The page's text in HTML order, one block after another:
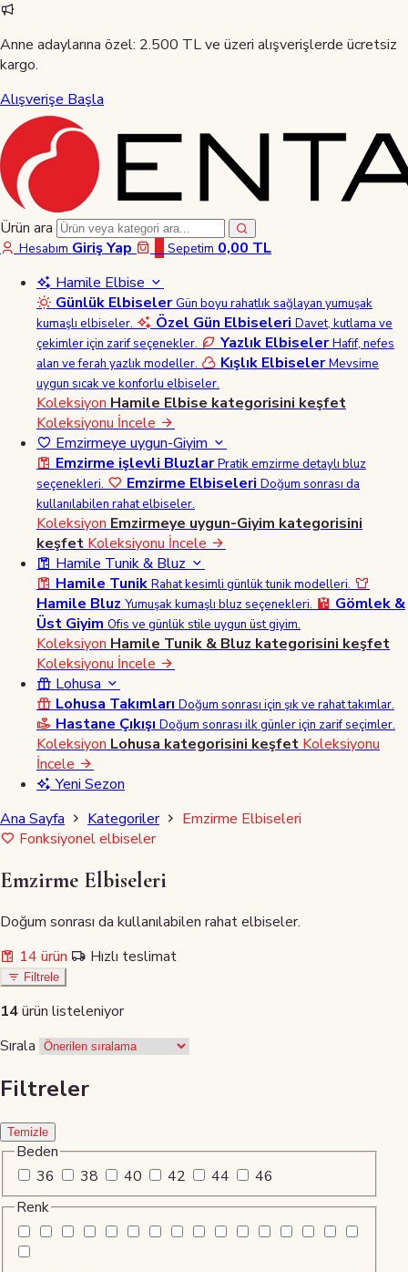
Anne adaylarına özel: 2.500 TL ve üzeri alışverişlerde ücretsiz
kargo.
Alışverişe Başla
Ürün ara
Hesabım Giriş Yap Sepetim 0,00 TL
Hamile Elbise
Günlük Elbiseler Gün boyu rahatlık sağlayan yumuşak
kumaşlı elbiseler.
Özel Gün Elbiseleri Davet, kutlama ve
çekimler için zarif seçenekler.
Yazlık Elbiseler Hafif, nefes
alan ve ferah yazlık modeller.
Kışlık Elbiseler Mevsime
uygun sıcak ve konforlu elbiseler.
Koleksiyon Hamile Elbise kategorisini keşfet
Koleksiyonu İncele
Emzirmeye uygun-Giyim
Emzirme işlevli Bluzlar Pratik emzirme detaylı bluz
seçenekleri.
Emzirme Elbiseleri Doğum sonrası da
kullanılabilen rahat elbiseler.
Koleksiyon Emzirmeye uygun-Giyim kategorisini
keşfet Koleksiyonu İncele
Hamile Tunik & Bluz
Hamile Tunik Rahat kesimli günlük tunik modelleri.
Hamile Bluz Yumuşak kumaşlı bluz seçenekleri.
Gömlek &
Üst Giyim Ofis ve günlük stile uygun üst giyim.
Koleksiyon Hamile Tunik & Bluz kategorisini keşfet
Koleksiyonu İncele
Lohusa
Lohusa Takımları Doğum sonrası için şık ve rahat takımlar.
Hastane Çıkışı Doğum sonrası ilk günler için zarif seçimler.
Koleksiyon Lohusa kategorisini keşfet Koleksiyonu
İncele
Yeni Sezon
Ana Sayfa
Kategoriler
Emzirme Elbiseleri
Fonksiyonel elbiseler
Emzirme Elbiseleri
Doğum sonrası da kullanılabilen rahat elbiseler.
14 ürün
Hızlı teslimat
Filtrele
14ürün listeleniyor
Sırala
Filtreler
Temizle
Beden
36
38 40 42 44
46
Renk